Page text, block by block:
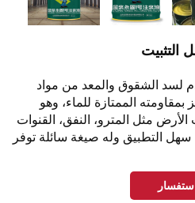
التثبيت
لسد الشقوق والمعد من مواد
بمقاومته الممتازة للماء، وهو
مثل المترو، النفق، القنوات
سهل التطبيق وله صيغة سائلة توفر
استفسار